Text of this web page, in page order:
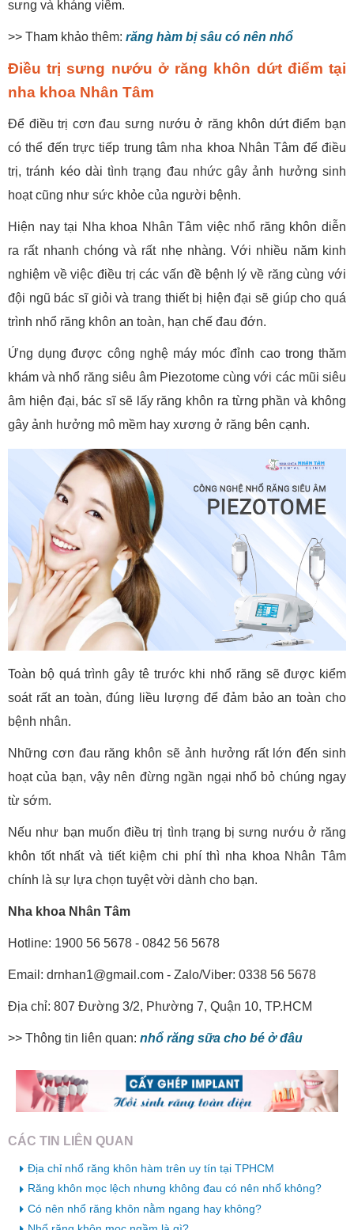
sưng và kháng viêm.
>> Tham khảo thêm: răng hàm bị sâu có nên nhổ
Điều trị sưng nướu ở răng khôn dứt điểm tại
nha khoa Nhân Tâm
Để điều trị cơn đau sưng nướu ở răng khôn dứt điểm bạn
có thể đến trực tiếp trung tâm nha khoa Nhân Tâm để điều
trị, tránh kéo dài tình trạng đau nhức gây ảnh hưởng sinh
hoạt cũng như sức khỏe của người bệnh.
Hiện nay tại Nha khoa Nhân Tâm việc nhổ răng khôn diễn
ra rất nhanh chóng và rất nhẹ nhàng. Với nhiều năm kinh
nghiệm về việc điều trị các vấn đề bệnh lý về răng cùng với
đội ngũ bác sĩ giỏi và trang thiết bị hiện đại sẽ giúp cho quá
trình nhổ răng khôn an toàn, hạn chế đau đớn.
Ứng dụng được công nghệ máy móc đỉnh cao trong thăm
khám và nhổ răng siêu âm Piezotome cùng với các mũi siêu
âm hiện đại, bác sĩ sẽ lấy răng khôn ra từng phần và không
gây ảnh hưởng mô mềm hay xương ở răng bên cạnh.
Toàn bộ quá trình gây tê trước khi nhổ răng sẽ được kiểm
soát rất an toàn, đúng liều lượng để đảm bảo an toàn cho
bệnh nhân.
Những cơn đau răng khôn sẽ ảnh hưởng rất lớn đến sinh
hoạt của bạn, vậy nên đừng ngần ngại nhổ bỏ chúng ngay
từ sớm.
Nếu như bạn muốn điều trị tình trạng bị sưng nướu ở răng
khôn tốt nhất và tiết kiệm chi phí thì nha khoa Nhân Tâm
chính là sự lựa chọn tuyệt vời dành cho bạn.
Nha khoa Nhân Tâm
Hotline: 1900 56 5678 - 0842 56 5678
Email: drnhan1@gmail.com - Zalo/Viber: 0338 56 5678
Địa chỉ: 807 Đường 3/2, Phường 7, Quận 10, TP.HCM
>> Thông tin liên quan: nhổ răng sữa cho bé ở đâu
CÁC TIN LIÊN QUAN
Địa chỉ nhổ răng khôn hàm trên uy tín tại TPHCM
Răng khôn mọc lệch nhưng không đau có nên nhổ không?
Có nên nhổ răng khôn nằm ngang hay không?